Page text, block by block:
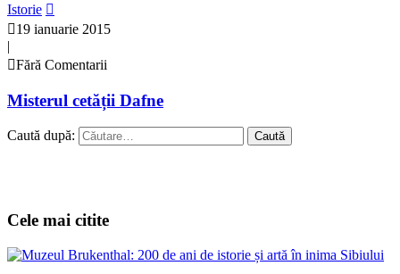
Istorie
19 ianuarie 2015
|
Fără Comentarii
Misterul cetății Dafne
Caută după:
Cele mai citite